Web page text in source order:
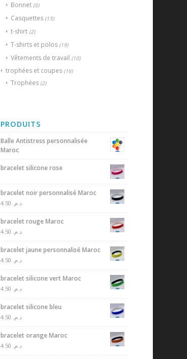
Bonnet (5)
Casquettes (13)
t-shirt (2)
T-shirts et polos (19)
Vêtements de travail (10)
trophées et coupes (16)
Trophées (2)
PRODUITS
Balle Antistress personnalisée
Maroc
bracelet silicone rose
bracelet noir personnalisé Maroc
د.م.
bracelet rouge Maroc
د.م.
bracelet jaune personnalisé Maroc
د.م.
bracelet silicone vert Maroc
د.م.
bracelet silicone bleu
د.م.
bracelet orange Maroc
د.م.